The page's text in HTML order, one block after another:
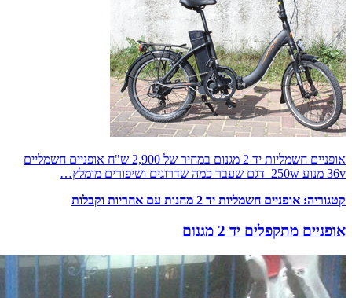
אופניים חשמליות יד 2 מגנום במחיר של 2,900 ש"ח אופניים חשמליים
36v מנוע 250w דגם שעבר כמה שדרוגים ושיפורים מומלץ…
קטגוריה: אופניים חשמליות יד 2 מחנות עם אחריות וקבלות
אופניים מתקפלים יד 2 מגנום